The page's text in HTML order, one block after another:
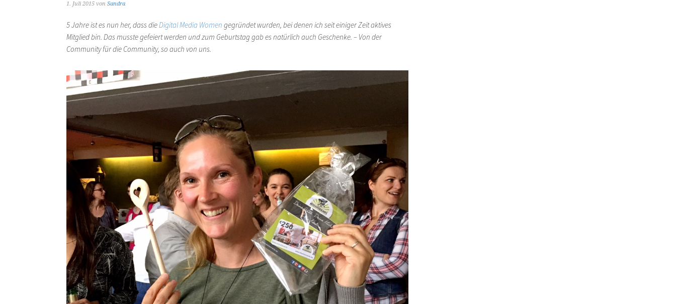
1. Juli 2015 von Sandra
5 Jahre ist es nun her, dass dieDigital Media Women gegründet wurden, bei denen ich seit einiger Zeit aktives
Mitglied bin. Das musste gefeiert werden und zum Geburtstag gab es natürlich auch Geschenke. – Von der
Community für die Community, so auch von uns.